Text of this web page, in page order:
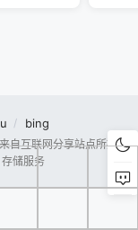
bing
自互联网分享站点所提供
储服务